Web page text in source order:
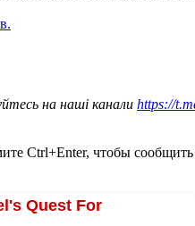
на наші канали https://
Ctrl+Enter, чтобы